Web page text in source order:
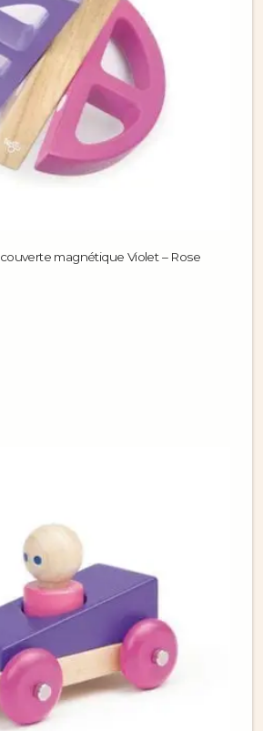
magnétique Violet – Rose